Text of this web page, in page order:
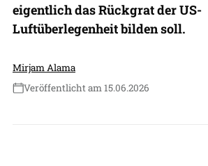
eigentlich das Rückgrat der US-
Luftüberlegenheit bilden soll.
Mirjam Alama
Veröffentlicht am 15.06.2026
Foto: U.S. Air Force/